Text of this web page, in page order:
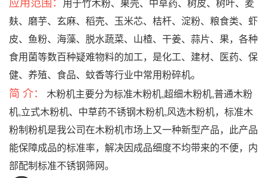
麸、磨芋、玄麻、稻壳、玉米芯、桔杆、淀粉、粮食类、虾
皮、鱼粉、海藻、脱水蔬菜、山楂、干姜、蒜片、果，各种
食用菌等数百种疑难物料的加工，是化工、建材、医药、保
健、养殖、食品、蚊香等行业中常用粉碎机。
简 介：
木粉机主要分为标准木粉机,超细木粉机,普通木粉
机,立式木粉机、中草药不锈钢木粉机,风选木粉机，标准木
粉制粉机是我公司在木粉机市场上又一种新型产品，此产品
能保障成品的标准率，解决因成品细度不均带来的不便，内
部配制标准不锈钢筛网。